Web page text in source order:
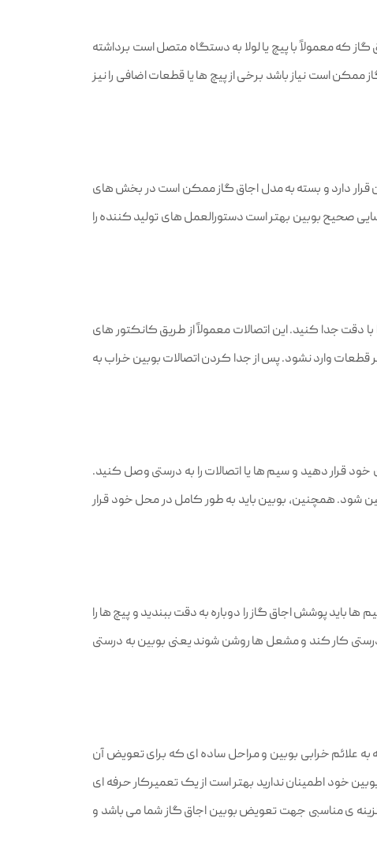
که معمولاً با پیچ یا لولا به دستگاه متصل است برداشته
است نیاز باشد برخی از پیچ‌ ها یا قطعات اضافی را نیز
دارد و بسته به مدل اجاق گاز ممکن است در بخش‌ های
صحیح بوبین بهتر است دستورالعمل‌ های تولید کننده را
دقت جدا کنید. این اتصالات معمولاً از طریق کانکتور های
وارد نشود. پس از جدا کردن اتصالات بوبین خراب به
قرار دهید و سیم‌ ها یا اتصالات را به درستی وصل کنید.
همچنین، بوبین باید به‌ طور کامل در محل خود قرار
پوشش اجاق گاز را دوباره به‌ دقت ببندید و پیچ‌ ها را
کار کند و مشعل‌ ها روشن شوند یعنی بوبین به درستی
علائم خرابی بوبین و مراحل ساده‌ ای که برای تعویض آن
خود اطمینان ندارید بهتر است از یک تعمیرکار حرفه‌ ای
ی مناسبی جهت تعویض بوبین اجاق گاز شما می باشد و